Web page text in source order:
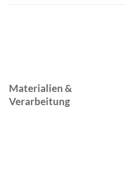
Materialien &
Verarbeitung